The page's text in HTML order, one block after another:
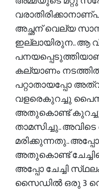
അച്ഛന് വെല്യ
ഇല്ലായിരുന.. ആ
കല്യാണം
പറ്റാതായപ്പോ അത്വ
വളരെകുറച്ചു
അതുകൊണ്ട്
താമസിച്ചു..
മരിക്കുന്നതു.. അപ്പോ
അതുകൊണ്ട്
അപ്പോ ചേച്ചി
സൈഡിൽ ഒരു 3